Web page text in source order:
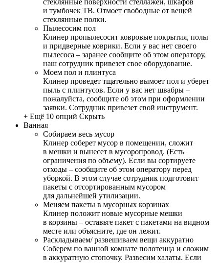
стеклянные поверхности стеллажей, шкафов
и тумбочек ТВ. Отмоет свободные от вещей
стеклянные полки.
Пылесосим пол
Клинер пропылесосит ковровые покрытия, полы
и придверные коврики. Если у вас нет своего
пылесоса – заранее сообщите об этом оператору,
наш сотрудник привезет свое оборудование.
Моем пол и плинтуса
Клинер проведет тщательно вымоет пол и уберет
пыль с плинтусов. Если у вас нет швабры –
пожалуйста, сообщите об этом при оформлении
заявки. Сотрудник привезет свой инструмент.
+ Ещё 10 опций Скрыть
Ванная
Собираем весь мусор
Клинер соберет мусор в помещении, сложит
в мешки и вынесет в мусоропровод. (Есть
ограничения по объему). Если вы сортируете
отходы – сообщите об этом оператору перед
уборкой. В этом случае сотрудник подготовит
пакеты с отсортированным мусором
для дальнейшей утилизации.
Меняем пакеты в мусорных корзинах
Клинер положит новые мусорные мешки
в корзины – оставьте пакет с пакетами на видном
месте или объясните, где он лежит.
Раскладываем/ развешиваем вещи аккуратно
Соберем по ванной комнате полотенца и сложим
в аккуратную стопочку. Развесим халаты. Если